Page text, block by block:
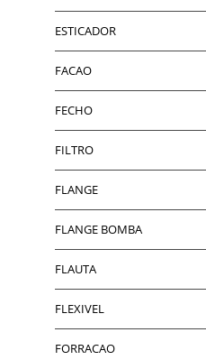
ESTICADOR
FACAO
FECHO
FILTRO
FLANGE
FLANGE BOMBA
FLAUTA
FLEXIVEL
FORRACAO